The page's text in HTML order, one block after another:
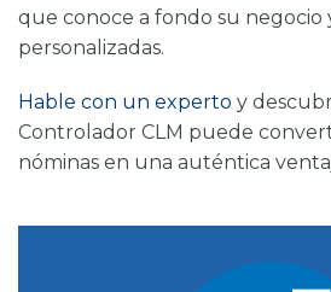
que conoce a fondo su negocio
personalizadas.
Hable con un experto y
Controlador CLM puede
nóminas en una auténtica